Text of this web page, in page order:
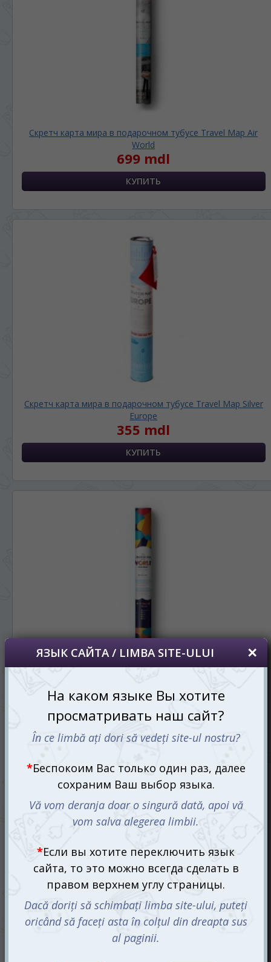
Скретч карта мира в подарочном тубусе Travel Map Air
World
699 mdl
Скретч карта мира в подарочном тубусе Travel Map Silver
Europe
355 mdl
425 mdl
Скретч карта мира в подарочном тубусе Travel Map Gold